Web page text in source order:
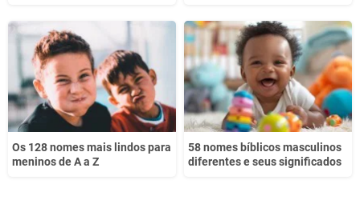
Os 128 nomes mais lindos para
meninos de A a Z
58 nomes bíblicos masculinos
diferentes e seus significados